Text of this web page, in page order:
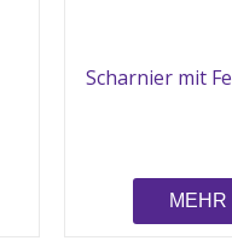
Scharnier mit
MEHR